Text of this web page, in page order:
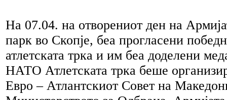
На 07.04. на отворениот ден на
парк во Скопје, беа прогласени
атлетската трка и им беа доделени
НАТО Атлетската трка беше
Евро – Атлантскиот Совет на